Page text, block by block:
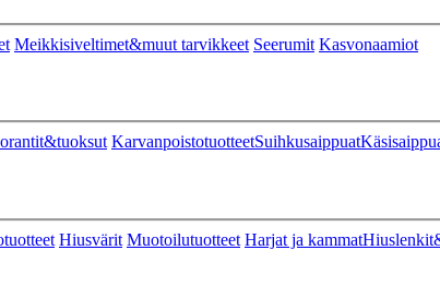
Meikkisiveltimet&muut tarvikkeet Seerumit Kasvonaamiot
KarvanpoistotuotteetSuihkusaippuat
Hiusvärit Muotoilutuotteet Harjat ja kammat